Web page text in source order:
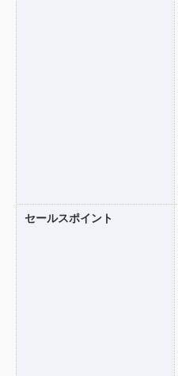
セールスポイント